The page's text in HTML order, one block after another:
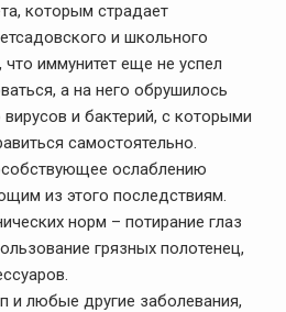
которым страдает
и школьного
иммунитет еще не успел
а на него обрушилось
и бактерий, с которыми
самостоятельно.
ослаблению
из этого последствиям.
норм – потирание глаз
грязных полотенец,
и любые другие заболевания,